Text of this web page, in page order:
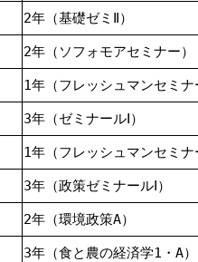
2年（基礎ゼミⅡ）
2年（ソフォモアセミナー）
1年（フレッシュマンセミナ
3年（ゼミナールⅠ）
1年（フレッシュマンセミナ
3年（政策ゼミナールⅠ）
2年（環境政策A）
3年（食と農の経済学1・A）